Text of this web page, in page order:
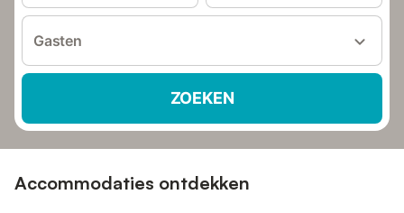
Gasten
ZOEKEN
Accommodaties ontdekken